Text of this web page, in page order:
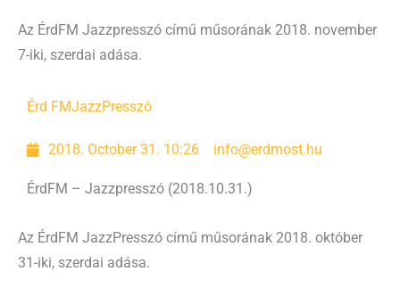
Az ÉrdFM Jazzpresszó című műsorának 2018. november
7-iki, szerdai adása.
Érd FMJazzPresszó
2018. October 31. 10:26 info@erdmost.hu
ÉrdFM – Jazzpresszó (2018.10.31.)
Az ÉrdFM JazzPresszó című műsorának 2018. október
31-iki, szerdai adása.